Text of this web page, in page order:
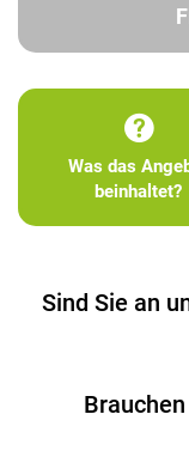
Was das
beinhaltet?
Sind Sie an